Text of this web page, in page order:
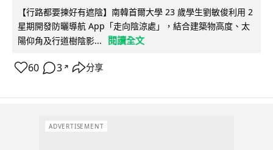
【行路都要揀好有遮陰】南韓首爾大學 23 歲學生劉敏俊利用 2
星期開發防曬導航 App「走向陰涼處」，結合建築物高度、太
陽仰角及行道樹陰影...
閱讀全文
60 3 ↗ 分享
ADVERTISEMENT